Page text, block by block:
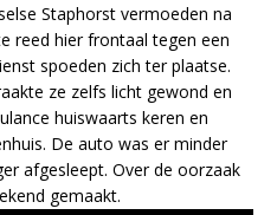
Staphorst vermoeden na
reed hier frontaal tegen een
spoeden zich ter plaatse.
ze zelfs licht gewond en
huiswaarts keren en
De auto was er minder
afgesleept. Over de oorzaak
gemaakt.